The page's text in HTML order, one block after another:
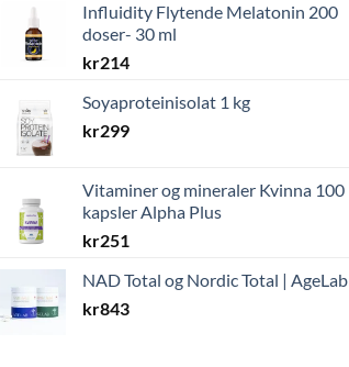
Influidity Flytende Melatonin 200
doser- 30 ml
kr214
Soyaproteinisolat 1 kg
kr299
Vitaminer og mineraler Kvinna 100
kapsler Alpha Plus
kr251
NAD Total og Nordic Total | AgeLab
kr843